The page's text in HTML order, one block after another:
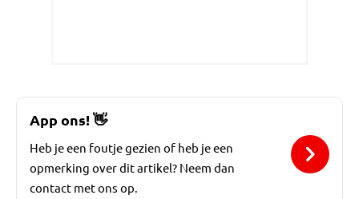
App ons!👋
Heb je een foutje gezien of heb je een
opmerking over dit artikel? Neem dan
contact met ons op.